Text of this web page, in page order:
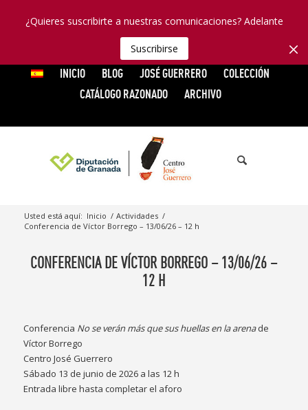
¿Quieres suscribirte a nuestras comunicaciones? Adelante
Suscribirse
INICIO BLOG JOSÉ GUERRERO
COLECCIÓN
CATÁLOGO RAZONADO
ARCHIVO
Usted está aquí: Inicio / Actividades /
Conferencia de Víctor Borrego – 13/06/26 – 12 h
CONFERENCIA DE VÍCTOR BORREGO – 13/06/26 –
12 H
Conferencia No se verán más que sus huellas en la arenade
Víctor Borrego
Centro José Guerrero
Sábado 13 de junio de 2026 a las 12 h
Entrada libre hasta completar el aforo